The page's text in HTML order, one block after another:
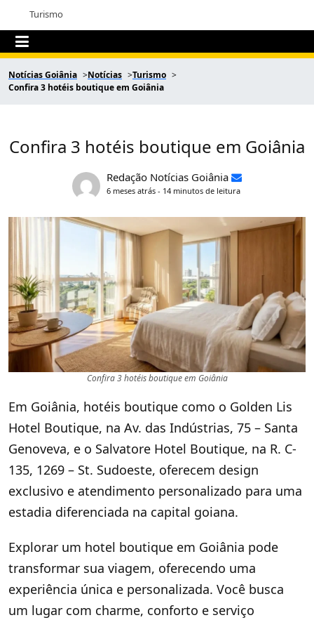
Turismo
Notícias Goiânia Notícias
Turismo
Confira 3 hotéis boutique em Goiânia
Confira 3 hotéis boutique em Goiânia
Redação Notícias Goiânia
6 meses atrás - 14 minutos de leitura
Confira 3 hotéis boutique em Goiânia
Em Goiânia, hotéis boutique como o Golden Lis
Hotel Boutique, na Av. das Indústrias, 75 – Santa
Genoveva, e o Salvatore Hotel Boutique, na R. C-
135, 1269 – St. Sudoeste, oferecem design
exclusivo e atendimento personalizado para uma
estadia diferenciada na capital goiana.
Explorar um hotel boutique em Goiânia pode
transformar sua viagem, oferecendo uma
experiência única e personalizada. Você busca
um lugar com charme, conforto e serviço